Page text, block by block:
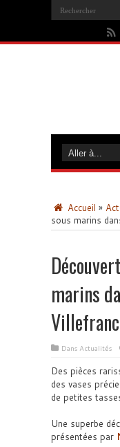
Accueil »
sous marins
marins
Dans Actualités
Des pièces
des vases
de petites
Une superbe
présentées par